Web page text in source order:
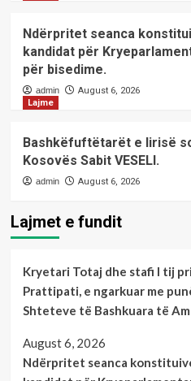
Ndërpritet seanca
kandidat për
për bisedime.
admin
August 6, 2026
Lajme
Bashkëfuftëtarët e lirisë
Kosovës Sabit VESELI.
admin August 6, 2026
Lajmet e fundit
Kryetari Totaj dhe stafi I tij
Prattipati, e ngarkuar me
Shteteve të Bashkuara të
August 6, 2026
Ndërpritet seanca